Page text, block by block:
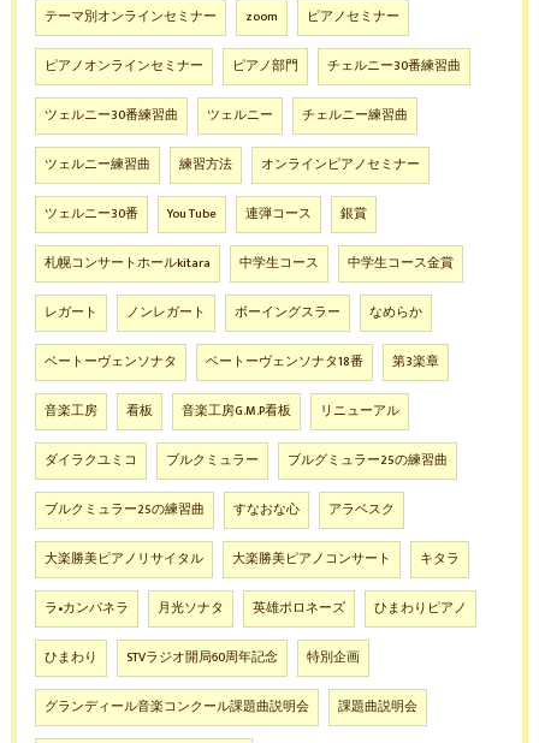
テーマ別オンラインセミナー zoom ピアノセミナー
ピアノオンラインセミナー ピアノ部門 チェルニー30番練習曲
ツェルニー30番練習曲 ツェルニー チェルニー練習曲
ツェルニー練習曲 練習方法 オンラインピアノセミナー
ツェルニー30番 You Tube 連弾コース 銀賞
札幌コンサートホールkitara 中学生コース 中学生コース金賞
レガート ノンレガート ボーイングスラー なめらか
ベートーヴェンソナタ ベートーヴェンソナタ18番 第3楽章
音楽工房 看板 音楽工房G.M.P看板 リニューアル
ダイラクユミコ ブルクミュラー ブルグミュラー25の練習曲
ブルクミュラー25の練習曲 すなおな心 アラベスク
大楽勝美ピアノリサイタル 大楽勝美ピアノコンサート キタラ
ラ•カンパネラ 月光ソナタ 英雄ポロネーズ ひまわりピアノ
ひまわり STVラジオ開局60周年記念 特別企画
グランディール音楽コンクール課題曲説明会 課題曲説明会